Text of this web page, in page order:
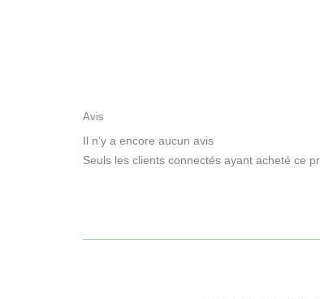
Avis
Il n’y a encore aucun avis
Seuls les clients connectés ayant acheté ce